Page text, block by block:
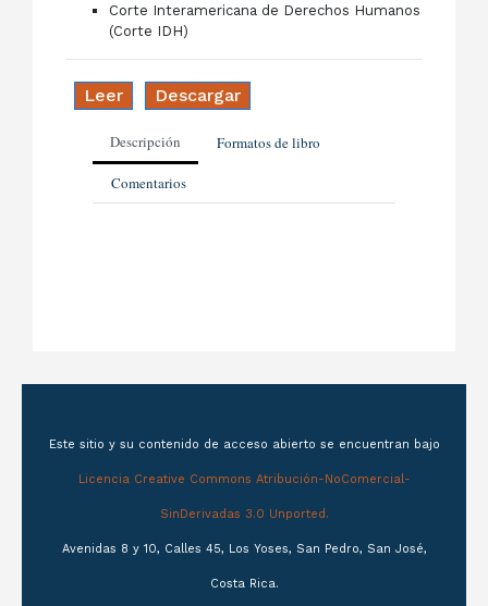
Corte Interamericana de Derechos Humanos
(Corte IDH)
Leer Descargar
Descripción Formatos de libro
Comentarios
Este sitio y su contenido de acceso abierto se encuentran bajo
Licencia Creative Commons Atribución-NoComercial-
SinDerivadas 3.0 Unported.
Avenidas 8 y 10, Calles 45, Los Yoses, San Pedro, San José,
Costa Rica.